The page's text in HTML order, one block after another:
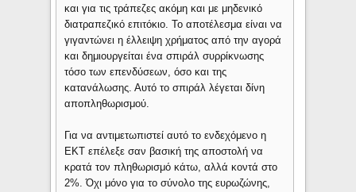
και για τις τράπεζες ακόμη και με μηδενικό
διατραπεζικό επιτόκιο. Το αποτέλεσμα είναι να
γιγαντώνει η έλλειψη χρήματος από την αγορά
και δημιουργείται ένα σπιράλ συρρίκνωσης
τόσο των επενδύσεων, όσο και της
κατανάλωσης. Αυτό το σπιράλ λέγεται δίνη
αποπληθωρισμού.
Για να αντιμετωπιστεί αυτό το ενδεχόμενο η
ΕΚΤ επέλεξε σαν βασική της αποστολή να
κρατά τον πληθωρισμό κάτω, αλλά κοντά στο
2%. Όχι μόνο για το σύνολο της ευρωζώνης,